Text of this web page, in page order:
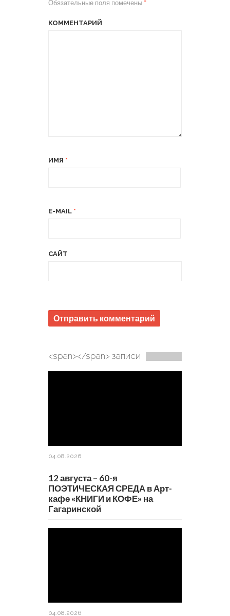
Обязательные поля помечены*
КОММЕНТАРИЙ
ИМЯ *
E-MAIL *
САЙТ
<span></span> записи
04.08.2026
12 августа – 60-я
ПОЭТИЧЕСКАЯ СРЕДА в Арт-
кафе «КНИГИ и КОФЕ» на
Гагаринской
04.08.2026